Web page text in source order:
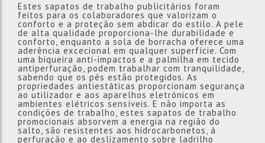
Estes sapatos de trabalho publicitários foram
feitos para os colaboradores que valorizam o
conforto e a proteção sem abdicar do estilo. A pele
de alta qualidade proporciona-lhe durabilidade e
conforto, enquanto a sola de borracha oferece uma
aderência excecional em qualquer superfície. Com
uma biqueira anti-impactos e a palmilha em tecido
antiperfuração, podem trabalhar com tranquilidade,
sabendo que os pés estão protegidos. As
propriedades antiestáticas proporcionam segurança
ao utilizador e aos aparelhos eletrónicos em
ambientes elétricos sensíveis. E não importa as
condições de trabalho, estes sapatos de trabalho
promocionais absorvem a energia na região do
salto, são resistentes aos hidrocarbonetos, à
perfuração e ao deslizamento sobre ladrilho